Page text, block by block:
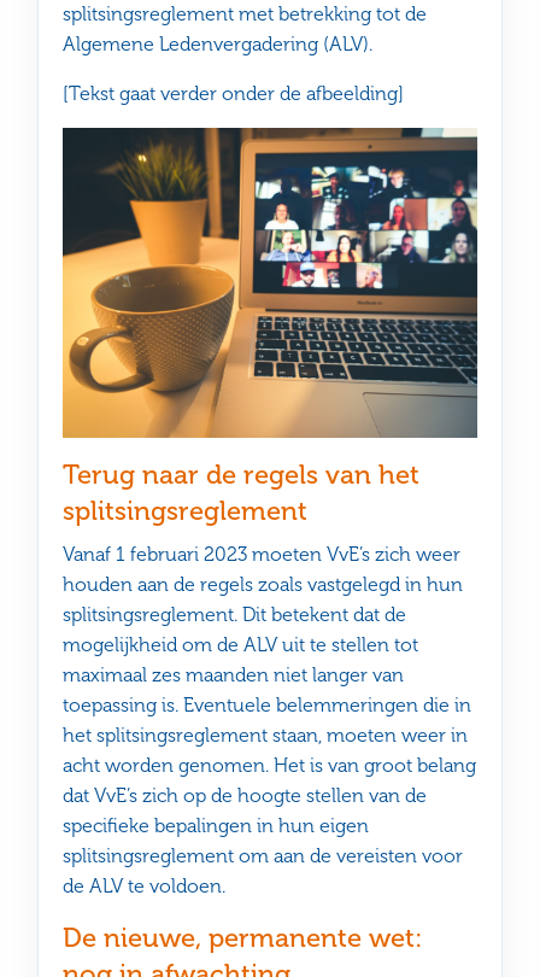
splitsingsreglement met betrekking tot de
Algemene Ledenvergadering (ALV).
[Tekst gaat verder onder de afbeelding]
Terug naar de regels van het
splitsingsreglement
Vanaf 1 februari 2023 moeten VvE’s zich weer
houden aan de regels zoals vastgelegd in hun
splitsingsreglement. Dit betekent dat de
mogelijkheid om de ALV uit te stellen tot
maximaal zes maanden niet langer van
toepassing is. Eventuele belemmeringen die in
het splitsingsreglement staan, moeten weer in
acht worden genomen. Het is van groot belang
dat VvE’s zich op de hoogte stellen van de
specifieke bepalingen in hun eigen
splitsingsreglement om aan de vereisten voor
de ALV te voldoen.
De nieuwe, permanente wet: